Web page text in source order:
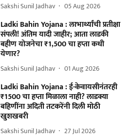
Sakshi Sunil Jadhav 05 Aug 2026
Ladki Bahin Yojana : लाभार्थ्यांची प्रतीक्षा
संपली! अंतिम यादी जाहीर; आता लाडकी
बहीण योजनेचा ₹1,500 चा हप्ता कधी
येणार?
Sakshi Sunil Jadhav 01 Aug 2026
Ladki Bahin Yojana : ई-केवायसीनंतरही
₹1500 चा हप्ता मिळाला नाही? लाडक्या
बहिणींना अदिती तटकरेंनी दिली मोठी
खुशखबरी
Sakshi Sunil Jadhav 27 Jul 2026